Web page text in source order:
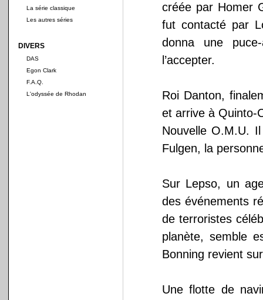
La série classique
Les autres séries
DIVERS
DAS
Egon Clark
F.A.Q.
L'odyssée de Rhodan
créée par Homer
fut contacté par
donna une
l’accepter.
Roi Danton,
et arrive à Quinto-
Nouvelle O.M.U.
Fulgen, la
Sur Lepso, un
des événements
de terroristes
planète, semble
Bonning revient
Une flotte de